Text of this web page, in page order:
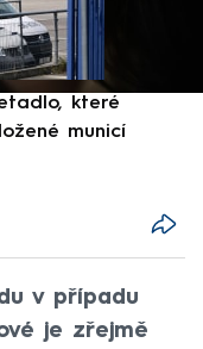
které
municí
v případu
je zřejmě